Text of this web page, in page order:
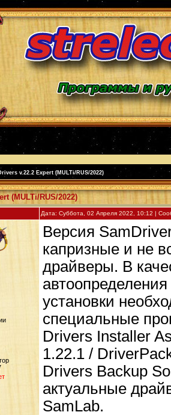
v.22.2 Expert (MULTi/RUS/2022)
(MULTi/RUS/2022)
Дата: Суббота, 02 Апреля 2022, 10:12 |
Версия
капризные и не
драйверы. В
установки
специальные
Drivers Installer
1.22.1 /
Drivers Backup
актуальные
SamLab.